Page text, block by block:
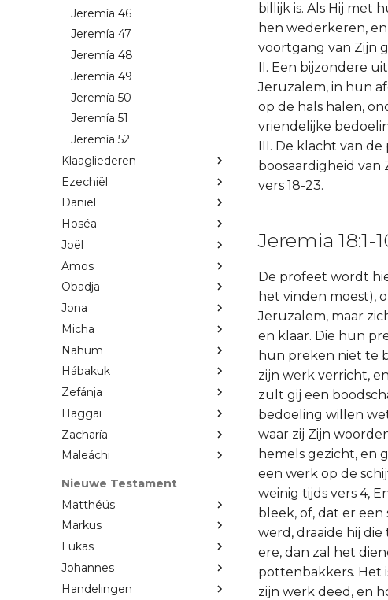
Jeremía 46
Jeremía 47
Jeremía 48
Jeremía 49
Jeremía 50
Jeremía 51
Jeremía 52
Klaagliederen
Ezechiël
Daniël
Hoséa
Joël
Amos
Obadja
Jona
Micha
Nahum
Hábakuk
Zefánja
Haggaï
Zacharía
Maleáchi
Nieuwe Testament
Matthéüs
Markus
Lukas
Johannes
Handelingen
billijk is. Als Hij met
hen wederkeren,
voortgang van Zijn
II. Een bijzondere
Jeruzalem, in hun
op de hals halen,
vriendelijke
III. De klacht van
boosaardigheid van
vers 18-23.
Jeremia 18:1-
De profeet wordt
het vinden moest),
Jeruzalem, maar
en klaar. Die hun
hun preken niet te
zijn werk verricht,
zult gij een
bedoeling willen
waar zij Zijn
hemels gezicht, en
een werk op de
weinig tijds vers 4,
bleek, of, dat er
werd, draaide hij
ere, dan zal het
pottenbakkers. Het
zijn werk deed, en